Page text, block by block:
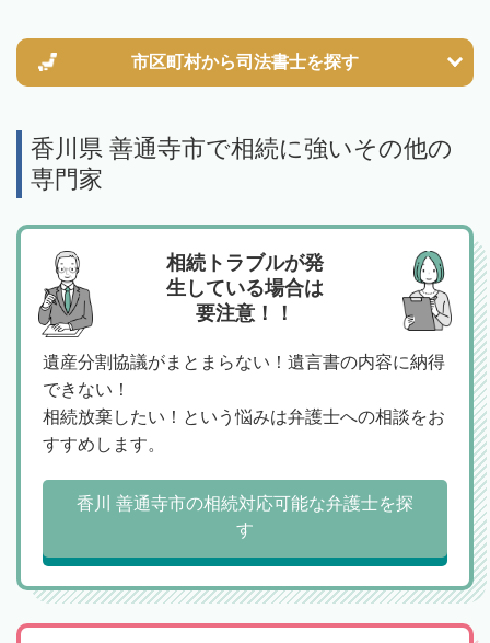
市区町村から司法書士を探す
香川県 善通寺市で相続に強いその他の
専門家
相続トラブルが発
生している場合は
要注意！！
遺産分割協議がまとまらない！遺言書の内容に納得
できない！
相続放棄したい！という悩みは弁護士への相談をお
すすめします。
香川 善通寺市の相続対応可能な弁護士を探
す